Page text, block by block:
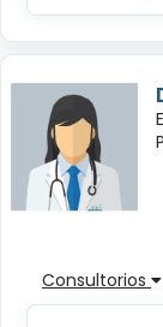
Consultorios